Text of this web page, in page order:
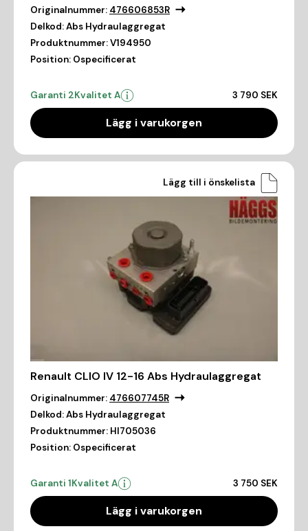
Originalnummer: 476606853R
Delkod:Abs Hydraulaggregat
Produktnummer:V194950
Position: Ospecificerat
Garanti 2Kvalitet A 3 790 SEK
Lägg i varukorgen
Lägg till i önskelista
Renault CLIO IV 12-16 Abs Hydraulaggregat
Originalnummer: 476607745R
Delkod:Abs Hydraulaggregat
Produktnummer: HI705036
Position: Ospecificerat
Garanti 1Kvalitet A 3 750 SEK
Lägg i varukorgen